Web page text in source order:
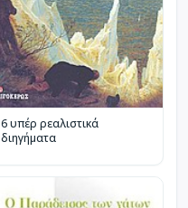
6 υπέρ ρεαλιστικά
διηγήματα